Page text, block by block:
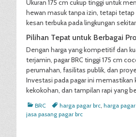
Ukuran 175 cm cukup tinggi untuk
hewan masuk tanpa izin, tetapi
kesan terbuka pada lingkungan
Pilihan Tepat untuk Berbagai
Dengan harga yang kompetitif dan
terjamin, pagar BRC tinggi 175 cm
perumahan, fasilitas publik, dan
Investasi pada pagar ini memastikan
kekokohan, dan tampilan rapi yang
Categories
BRC Tagsharga pagar brc, harga
jasa pasang pagar brc